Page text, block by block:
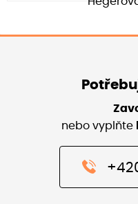
nebo vyplňte